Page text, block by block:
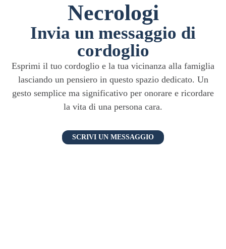
Necrologi
Invia un messaggio di
cordoglio
Esprimi il tuo cordoglio e la tua vicinanza alla famiglia
lasciando un pensiero in questo spazio dedicato. Un
gesto semplice ma significativo per onorare e ricordare
la vita di una persona cara.
SCRIVI UN MESSAGGIO